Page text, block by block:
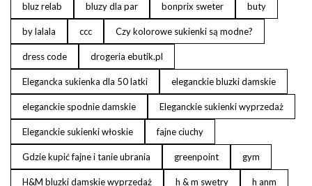
bluz relab bluzy dla par bonprix sweter buty
by lalala ccc Czy kolorowe sukienki są modne?
dress code drogeria ebutik.pl
Elegancka sukienka dla 50 latki eleganckie bluzki damskie
eleganckie spodnie damskie Eleganckie sukienki wyprzedaż
Eleganckie sukienki włoskie fajne ciuchy
Gdzie kupić fajne i tanie ubrania greenpoint gym
H&M bluzki damskie wyprzedaż h & m swetry h anm